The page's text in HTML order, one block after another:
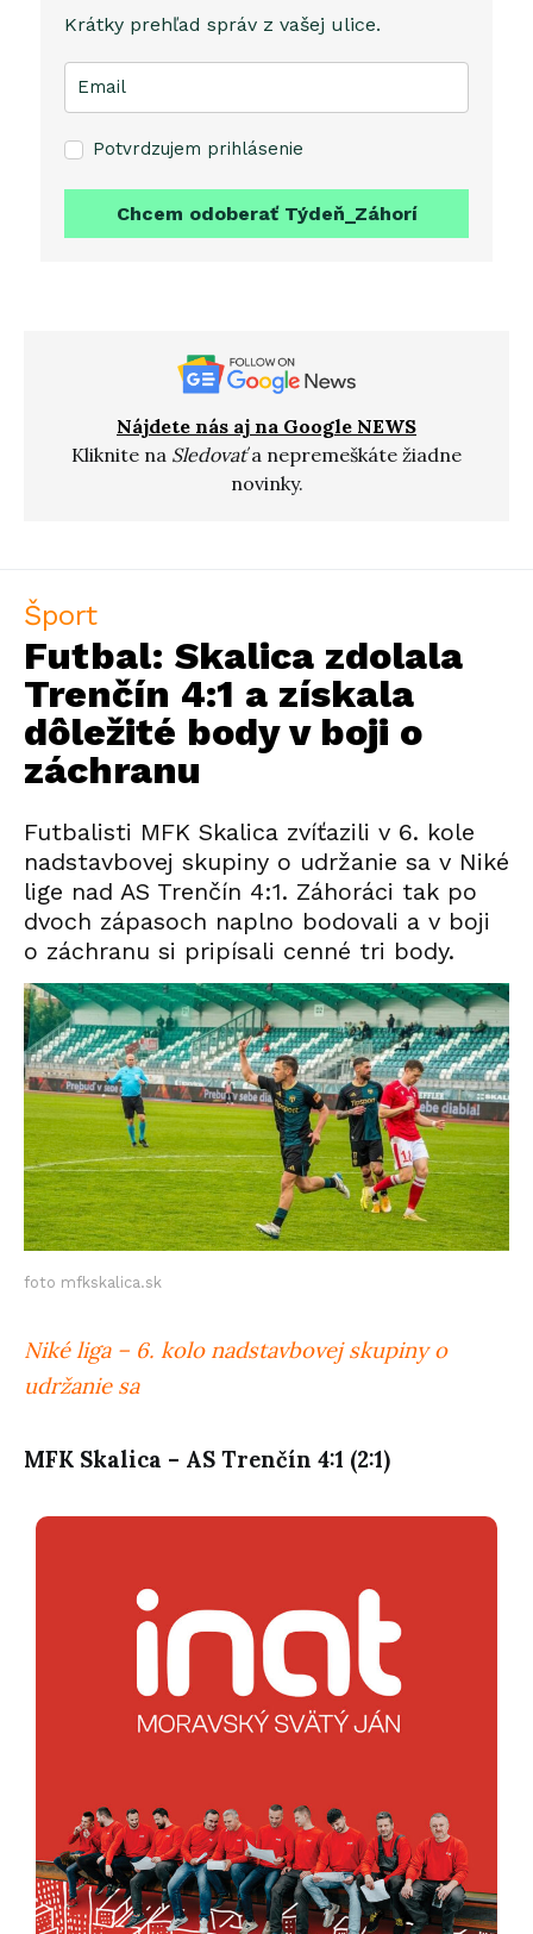
Krátky prehľad správ z vašej ulice.
Potvrdzujem prihlásenie
Chcem odoberať Týdeň_Záhorí
Nájdete nás aj na Google NEWS
Kliknite na Sledovaťa nepremeškáte žiadne
novinky.
Šport
Futbal: Skalica zdolala
Trenčín 4:1 a získala
dôležité body v boji o
záchranu
Futbalisti MFK Skalica zvíťazili v 6. kole
nadstavbovej skupiny o udržanie sa v Niké
lige nad AS Trenčín 4:1. Záhoráci tak po
dvoch zápasoch naplno bodovali a v boji
o záchranu si pripísali cenné tri body.
foto mfkskalica.sk
Niké liga – 6. kolo nadstavbovej skupiny o
udržanie sa
MFK Skalica – AS Trenčín 4:1 (2:1)